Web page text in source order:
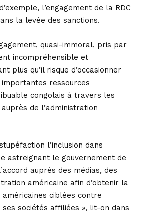
l’engagement de la RDC
la levée des sanctions.
quasi-immoral, pris par
incompréhensible et
plus qu’il risque d’occasionner
importantes ressources
congolais à travers les
de l’administration
l’inclusion dans
astreignant le gouvernement de
auprès des médias, des
américaine afin d’obtenir la
ciblées contre
sociétés affiliées », lit-on dans